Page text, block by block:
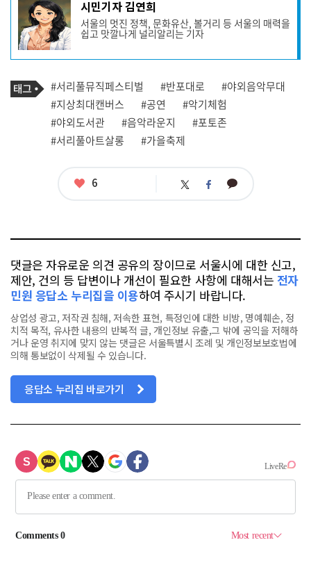
사
작
성
자
프
필
시민기자 김연희
서울의 멋진 정책, 문화유산, 볼거리 등 서울의 매력을
쉽고 맛깔나게 널리알리는 기자
기
사
관
련
태
그
태
그
#서리풀뮤직페스티벌 #반포대로
#야외음악무대
#지상최대캔버스
#공연
#악기체험
#야외도서관
#음악라운지
#포토존
#서리풀아트살롱
#가을축제
좋
6 트 페 카
댓글은 자유로운 의견 공유의 장이므로 서울시에 대한 신고,
제안, 건의 등 답변이나 개선이 필요한 사항에 대해서는 전자
민원 응답소 누리집을 이용하여 주시기 바랍니다.
상업성 광고, 저작권 침해, 저속한 표현, 특정인에 대한 비방, 명예훼손, 정
치적 목적, 유사한 내용의 반복적 글, 개인정보 유출,그 밖에 공익을 저해하
거나 운영 취지에 맞지 않는 댓글은 서울특별시 조례 및 개인정보보호법에
의해 통보없이 삭제될 수 있습니다.
응답소 누리집 바로가기